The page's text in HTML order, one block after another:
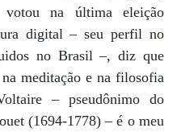
na última eleição
digital – seu perfil no
no Brasil –, diz que
meditação e na filosofia
– pseudônimo do
(1694-1778) – é o meu